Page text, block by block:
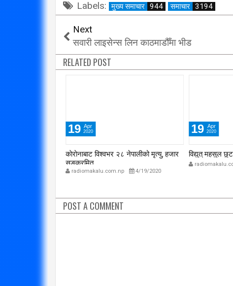
Labels: मुख्य समाचार 944 समाचार 3194
Next
सवारी लाइसेन्स लिन काठमाडौँमा भीड
RELATED POST
19 Apr
2020
काेराेनाबाट विश्वभर २८ नेपालीको मृत्यु, हजार
सङ्क्रमित
radiomakalu.com.np 4/19/2020
19 Apr
2020
विद्युत् महसुल
POST A COMMENT